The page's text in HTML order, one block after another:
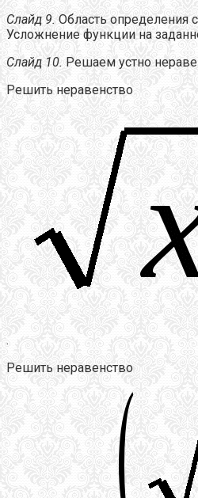
Слайд 9. Область определения
Усложнение функции на
Слайд 10. Решаем устно
Решить неравенство
.
Решить неравенство